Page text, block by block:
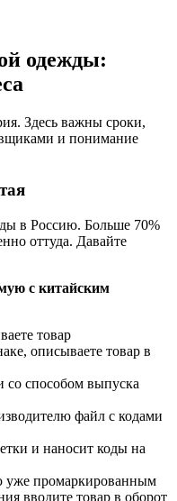
одежды:
Здесь важны сроки,
и понимание
в Россию. Больше 70%
оттуда. Давайте
с китайским
товар
описываете товар в
со способом выпуска
файл с кодами
и наносит коды на
уже промаркированным
вводите товар в оборот